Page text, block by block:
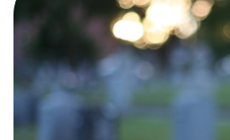
3. Der in dem
Fraktionen der
genannte Betrag in
(BT-Drucks 18/11397,